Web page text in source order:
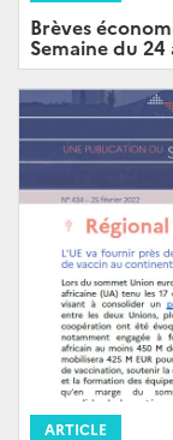
Brèves
Semaine du
ARTICLE